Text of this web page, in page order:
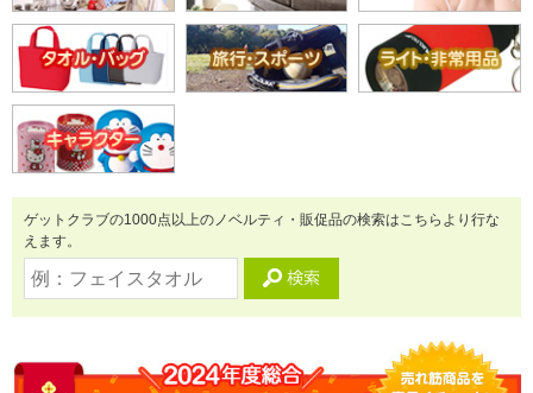
ゲットクラブの1000点以上のノベルティ・販促品の検索はこちらより行な
えます。